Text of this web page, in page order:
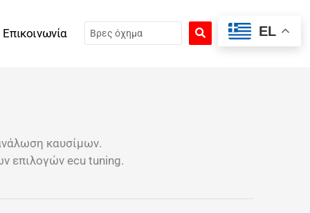
Επικοινωνία
Search
...
EL
καυσίμων.
επιλογών ecu tuning.